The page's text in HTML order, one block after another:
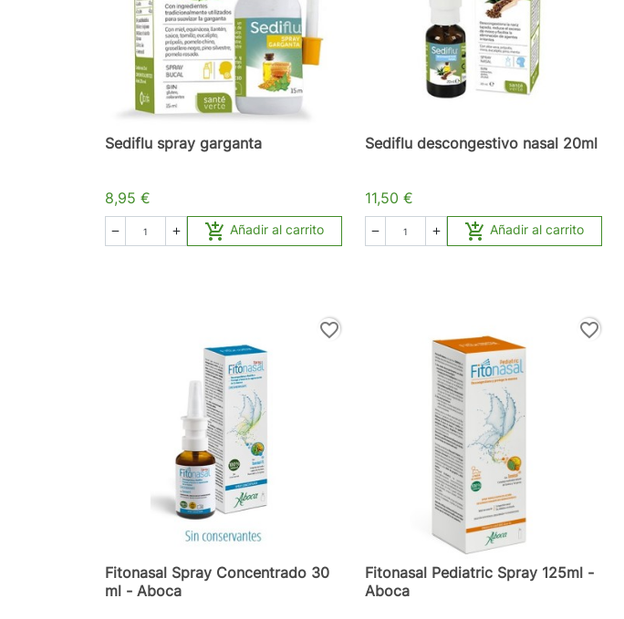
Sediflu spray garganta
8,95 €
   Añadir al carrito
Sediflu descongestivo nasal 20ml
11,50 €
   Añadir al carrito
favorite_border
Fitonasal Spray Concentrado 30
ml - Aboca
favorite_border
Fitonasal Pediatric Spray 125ml -
Aboca